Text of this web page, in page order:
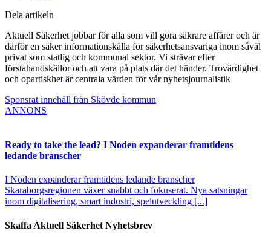
Dela artikeln
Aktuell Säkerhet jobbar för alla som vill göra säkrare affärer och är
därför en säker informationskälla för säkerhetsansvariga inom såväl
privat som statlig och kommunal sektor. Vi strävar efter
förstahandskällor och att vara på plats där det händer. Trovärdighet
och opartiskhet är centrala värden för vår nyhetsjournalistik
Sponsrat innehåll från Skövde kommun
ANNONS
Ready to take the lead? I Noden expanderar framtidens
ledande branscher
I Noden expanderar framtidens ledande branscher
Skaraborgsregionen växer snabbt och fokuserat. Nya satsningar
inom digitalisering, smart industri, spelutveckling [...]
Skaffa Aktuell Säkerhet Nyhetsbrev